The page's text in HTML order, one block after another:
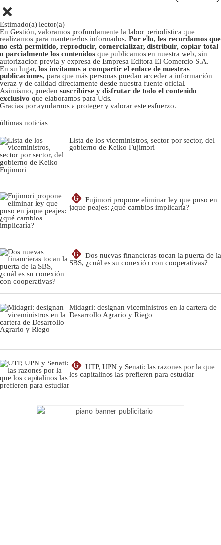
Estimado(a) lector(a)
En Gestión, valoramos profundamente la labor periodística que
realizamos para mantenerlos informados. Por ello, les recordamos que
no está permitido, reproducir, comercializar, distribuir, copiar total
o parcialmente los contenidos que publicamos en nuestra web, sin
autorizacion previa y expresa de Empresa Editora El Comercio S.A.
En su lugar, los invitamos a compartir el enlace de nuestras
publicaciones, para que más personas puedan acceder a información
veraz y de calidad directamente desde nuestra fuente oficial.
Asimismo, pueden suscribirse y disfrutar de todo el contenido
exclusivo que elaboramos para Uds.
Gracias por ayudarnos a proteger y valorar este esfuerzo.
últimas noticias
Lista de los viceministros, sector por sector, del
gobierno de Keiko Fujimori
G
Fujimori propone eliminar ley que puso en
jaque peajes: ¿qué cambios implicaría?
G
Dos nuevas financieras tocan la puerta de la
SBS, ¿cuál es su conexión con cooperativas?
Midagri: designan viceministros en la cartera de
Desarrollo Agrario y Riego
G
UTP, UPN y Senati: las razones por la que
los capitalinos las prefieren para estudiar